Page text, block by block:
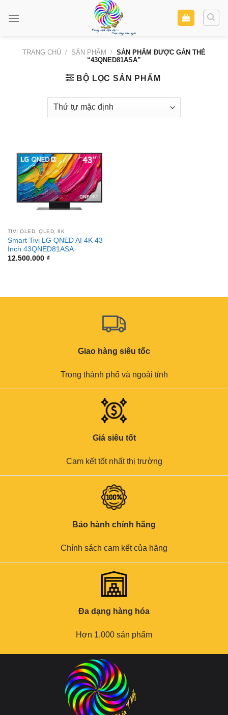
TRANG CHỦ / SẢN PHẨM / SẢN PHẨM ĐƯỢC GẮN THẺ
“43QNED81ASA”
BỘ LỌC SẢN PHẨM
TIVI OLED, QLED, 8K
Smart Tivi LG QNED AI 4K 43
Inch 43QNED81ASA
12.500.000 ₫
Giao hàng siêu tốc
Trong thành phố và ngoài tỉnh
Giá siêu tốt
Cam kết tốt nhất thị trường
Bảo hành chính hãng
Chính sách cam kết của hãng
Đa dạng hàng hóa
Hơn 1.000 sản phẩm